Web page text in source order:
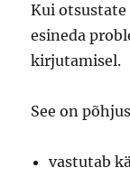
Kui
esineda
kirjutamisel.
See on
vastutab